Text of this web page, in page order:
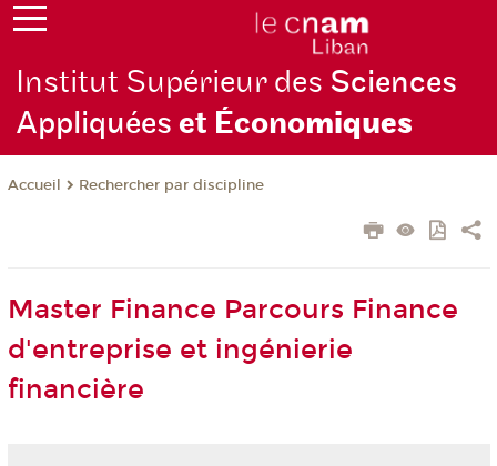
Institut Supérieur des Sciences
Appliquéeset Économiques
Accueil Rechercher par discipline
Master Finance Parcours Finance
d'entreprise et ingénierie
financière